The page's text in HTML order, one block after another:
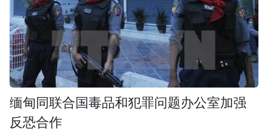
缅甸同联合国毒品和犯罪问题办公室加强
反恐合作